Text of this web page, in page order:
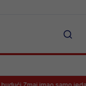
Zmaj imao samo